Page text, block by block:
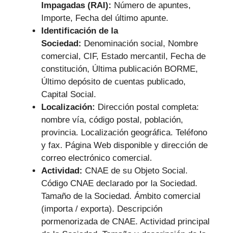
Impagadas (RAI): Número de apuntes,
Importe, Fecha del último apunte.
Identificación de la
Sociedad: Denominación social, Nombre
comercial, CIF, Estado mercantil, Fecha de
constitución, Última publicación BORME,
Último depósito de cuentas publicado,
Capital Social.
Localización: Dirección postal completa:
nombre vía, código postal, población,
provincia. Localización geográfica. Teléfono
y fax. Página Web disponible y dirección de
correo electrónico comercial.
Actividad: CNAE de su Objeto Social.
Código CNAE declarado por la Sociedad.
Tamaño de la Sociedad. Ámbito comercial
(importa / exporta). Descripción
pormenorizada de CNAE. Actividad principal